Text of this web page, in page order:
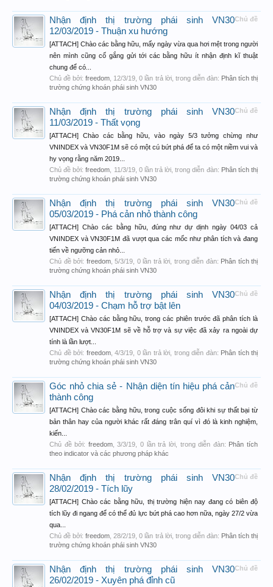
Chủ đề
Nhận định thị trường phái sinh VN30
12/03/2019 - Thuận xu hướng
[ATTACH] Chào các bằng hữu, mấy ngày vừa qua hơi mệt trong người
nên mình cũng cố gắng gửi tới các bằng hữu ít nhận định kĩ thuật
chung để có...
Chủ đề bởi:freedom 12/3/19 , 0 lần trả lời, trong diễn đàn: Phân tích thị
trường chứng khoán phái sinh VN30
Chủ đề
Nhận định thị trường phái sinh VN30
11/03/2019 - Thất vọng
[ATTACH] Chào các bằng hữu, vào ngày 5/3 tưởng chừng như
VNINDEX và VN30F1M sẽ có một cú bứt phá để ta có một niềm vui và
hy vọng rằng năm 2019...
Chủ đề bởi:freedom 11/3/19, 0 lần trả lời, trong diễn đàn: Phân tích thị
trường chứng khoán phái sinh VN30
Chủ đề
Nhận định thị trường phái sinh VN30
05/03/2019 - Phá cản nhỏ thành công
[ATTACH] Chào các bằng hữu, đúng như dự dịnh ngày 04/03 cả
VNINDEX và VN30F1M đã vượt qua các mốc như phân tích và đang
tiến về ngưỡng cản nhỏ...
Chủ đề bởi: freedom, 5/3/19 , 0 lần trả lời, trong diễn đàn: Phân tích thị
trường chứng khoán phái sinh VN30
Chủ đề
Nhận định thị trường phái sinh VN30
04/03/2019 - Chạm hỗ trợ bật lên
[ATTACH] Chào các bằng hữu, trong các phiên trước đã phân tích là
VNINDEX và VN30F1M sẽ về hỗ trợ và sự việc đã xảy ra ngoài dự
tính là lần lượt...
Chủ đề bởi: freedom, 4/3/19 , 0 lần trả lời, trong diễn đàn: Phân tích thị
trường chứng khoán phái sinh VN30
Chủ đề
Góc nhỏ chia sẻ - Nhận diện tín hiệu phá cản
thành công
[ATTACH] Chào các bằng hữu, trong cuộc sống đôi khi sự thất bại từ
bản thân hay của người khác rất đáng trân quí vì đó là kinh nghiệm,
kiến...
Chủ đề bởi: freedom,3/3/19 , 0 lần trả lời, trong diễn đàn: Phân tích
theo indicator và các phương pháp khác
Chủ đề
Nhận định thị trường phái sinh VN30
28/02/2019 - Tích lũy
[ATTACH] Chào các bằng hữu, thị trường hiện nay đang có biên độ
tích lũy đi ngang để có thể đủ lực bứt phá cao hơn nữa, ngày 27/2 vừa
qua...
Chủ đề bởi:freedom ,28/2/19 , 0 lần trả lời, trong diễn đàn: Phân tích thị
trường chứng khoán phái sinh VN30
Chủ đề
Nhận định thị trường phái sinh VN30
26/02/2019 - Xuyên phá đỉnh cũ